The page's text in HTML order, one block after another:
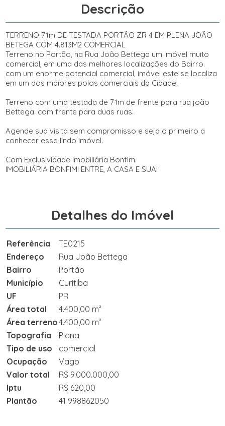
Descrição
TERRENO 71m DE TESTADA PORTÃO ZR 4 EM PLENA JOÃO
BETEGA COM 4.813M2 COMERCIAL
Terreno no Portão, na Rua João Bettega um imóvel muito
comercial, em uma das melhores localizações do Bairro.
com um enorme potencial comercial, imóvel este se localiza
em um dos maiores polos comerciais da Cidade.
Terreno com uma testada de 71m de frente para rua joão
Bettega. com frente para duas ruas.
Agende sua visita sem compromisso e seja o primeiro a
conhecer esse lindo imóvel.
Com Exclusividade imobiliária Bonfim.
IMOBILIÁRIA BONFIM! ENTRE, A CASA E SUA!
Detalhes do Imóvel
Referência
TE0215
Endereço
Rua João Bettega
Bairro
Portão
Município
Curitiba
UF
PR
Área total
4.400,00 m²
Área terreno4.400,00 m²
Topografia
Plana
Tipo de uso
comercial
Ocupação
Vago
Valor total
R$ 9.000.000,00
Iptu
R$ 620,00
Plantão
41 998862050